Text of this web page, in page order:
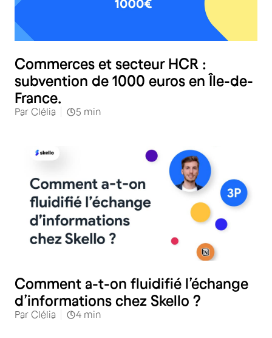
Commerces et secteur HCR :
subvention de 1000 euros en Île-de-
France.
Par Clélia 5 min
Comment a-t-on fluidifié l’échange
d’informations chez Skello ?
Par Clélia 4 min